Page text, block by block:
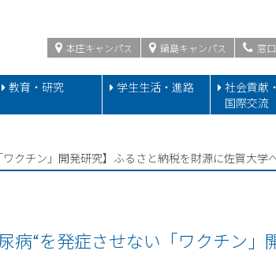
本庄キャンパス 鍋島キャンパス 窓
教育・研究 学生生活・進路
社会貢献・
国際交流
クチン」開発研究】ふるさと納税を財源に佐賀大学
病“を発症させない「ワクチン」